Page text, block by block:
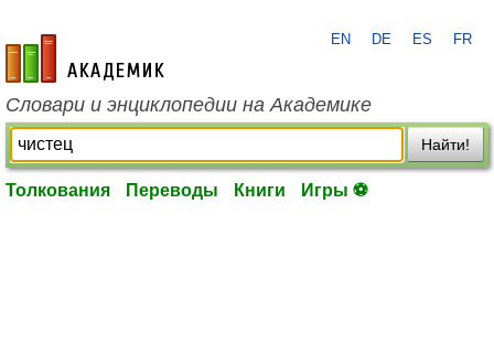
academic.ru
EN DE ES FR
Словари и энциклопедии на Академике
Найти!
Толкования Переводы Книги Игры ⚽